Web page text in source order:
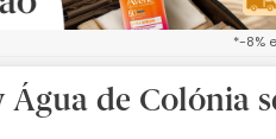
*-8%
Água de Colónia